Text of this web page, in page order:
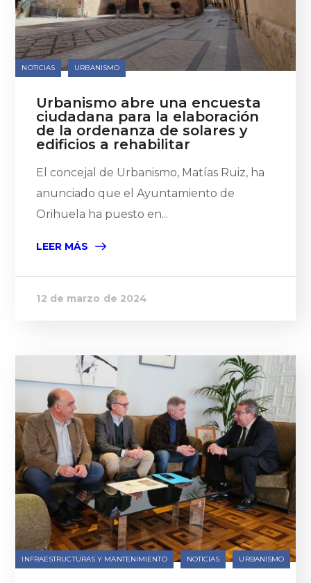
NOTICIAS URBANISMO
Urbanismo abre una encuesta
ciudadana para la elaboración
de la ordenanza de solares y
edificios a rehabilitar
El concejal de Urbanismo, Matías Ruiz, ha
anunciado que el Ayuntamiento de
Orihuela ha puesto en...
LEER MÁS
12 de marzo de 2024
INFRAESTRUCTURAS Y MANTENIMIENTO NOTICIAS URBANISMO